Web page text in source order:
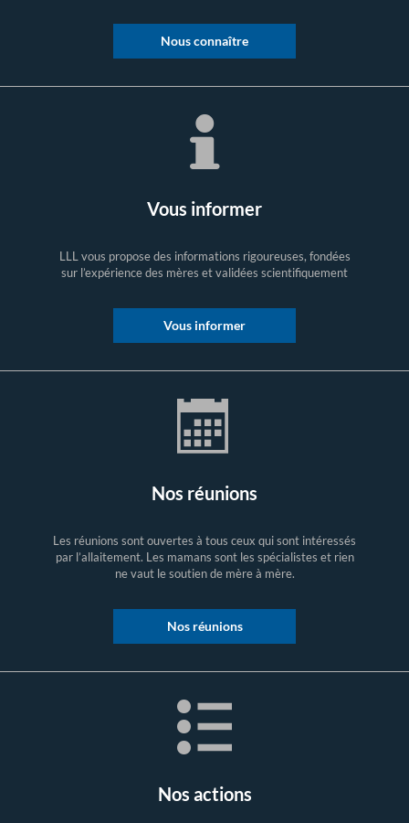
Nous connaître
Vous informer
LLL vous propose des informations rigoureuses, fondées
sur l’expérience des mères et validées scientifiquement
Vous informer
Nos réunions
Les réunions sont ouvertes à tous ceux qui sont intéressés
par l’allaitement. Les mamans sont les spécialistes et rien
ne vaut le soutien de mère à mère.
Nos réunions
Nos actions